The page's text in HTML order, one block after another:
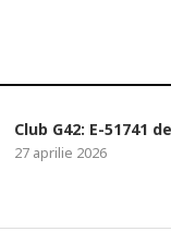
Club G42: E-51741
27 aprilie 2026